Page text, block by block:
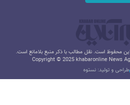
محفوظ است. نقل مطالب با ذکر منبع بلامانع است.
Copyright © 2025 khabaronline News
طراحی و تولید: نستوه